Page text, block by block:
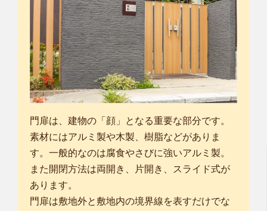
門扉は、建物の「顔」となる重要な部分です。
素材にはアルミ製や木製、樹脂などがありま
す。一般的なのは腐食やさびに強いアルミ製。
また開閉方法は両開き、片開き、スライド式が
あります。
門扉は敷地外と敷地内の境界線を表すだけでな